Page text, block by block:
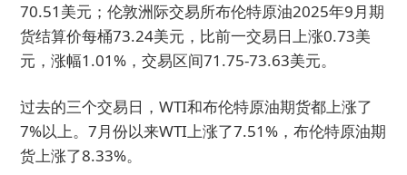
70.51美元；伦敦洲际交易所布伦特原油2025年9月期
货结算价每桶73.24美元，比前一交易日上涨0.73美
元，涨幅1.01%，交易区间71.75-73.63美元。
过去的三个交易日，WTI和布伦特原油期货都上涨了
7%以上。7月份以来WTI上涨了7.51%，布伦特原油期
货上涨了8.33%。